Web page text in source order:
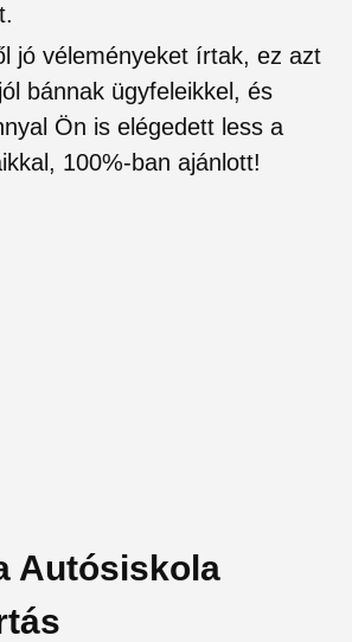
jó véleményeket írtak, ez azt
bánnak ügyfeleikkel, és
Ön is elégedett less a
100%-ban ajánlott!
Autósiskola